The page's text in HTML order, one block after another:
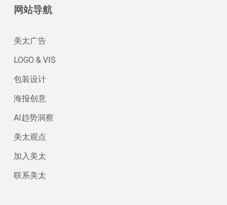
网站导航
美太广告
LOGO & VIS
包装设计
海报创意
AI趋势洞察
美太观点
加入美太
联系美太